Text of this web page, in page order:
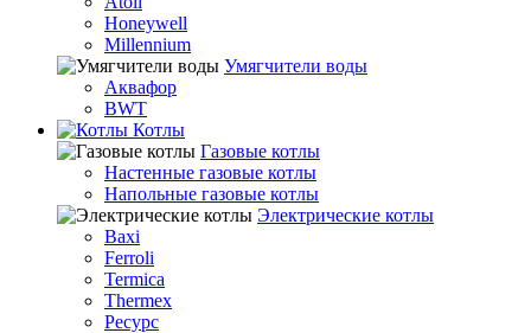
Honeywell
Millennium
Умягчители воды
Аквафор
BWT
Котлы
Гaзовые котлы
Настенные газовые котлы
Напольные газовые котлы
Электрические котлы
Baxi
Ferroli
Termica
Thermex
Ресурс